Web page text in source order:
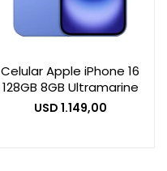
Celular Apple iPhone 16
128GB 8GB Ultramarine
USD 1.149,00